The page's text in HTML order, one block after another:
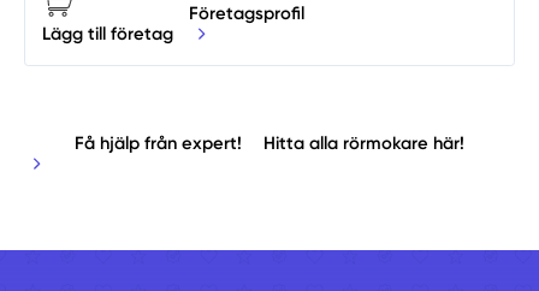
Lägg till företag
Företagsprofil
Få hjälp från expert! Hitta alla rörmokare här!